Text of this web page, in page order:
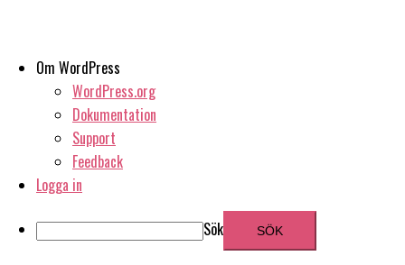
Om WordPress
WordPress.org
Dokumentation
Support
Feedback
Logga in
Sök